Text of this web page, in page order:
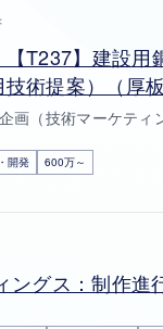
T237】建設用
術提案）（厚
画（技術マーケテ
開発 600万～
ングス：制作進